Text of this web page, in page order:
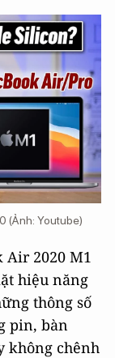
(Ảnh: Youtube)
Air 2020 M1
hiệu năng
thông số
pin, bàn
không chênh